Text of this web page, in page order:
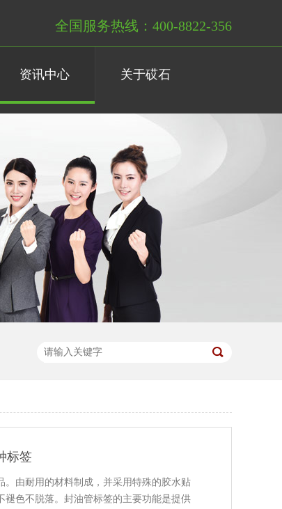
全国服务热线：400-8822-356
资讯中心 关于砹石
标签
由耐用的材料制成，并采用特殊的胶水贴
色不脱落。封油管标签的主要功能是提供